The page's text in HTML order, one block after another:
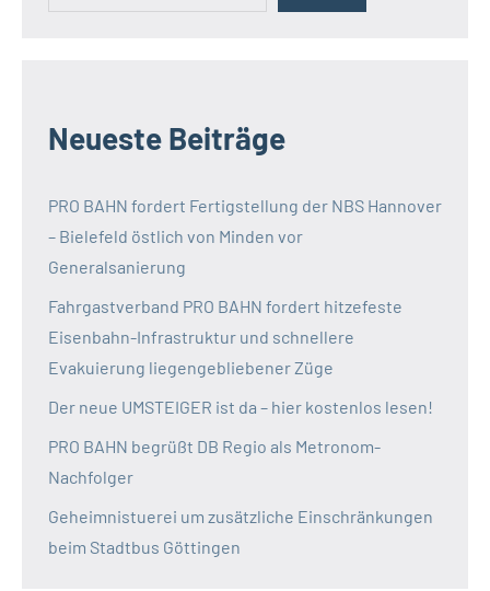
Neueste Beiträge
PRO BAHN fordert Fertigstellung der NBS Hannover
– Bielefeld östlich von Minden vor
Generalsanierung
Fahrgastverband PRO BAHN fordert hitzefeste
Eisenbahn-Infrastruktur und schnellere
Evakuierung liegengebliebener Züge
Der neue UMSTEIGER ist da – hier kostenlos lesen!
PRO BAHN begrüßt DB Regio als Metronom-
Nachfolger
Geheimnistuerei um zusätzliche Einschränkungen
beim Stadtbus Göttingen